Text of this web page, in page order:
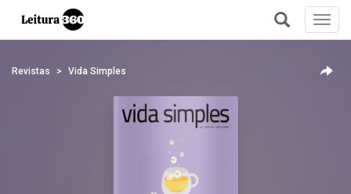
+
Revistas Vida Simples